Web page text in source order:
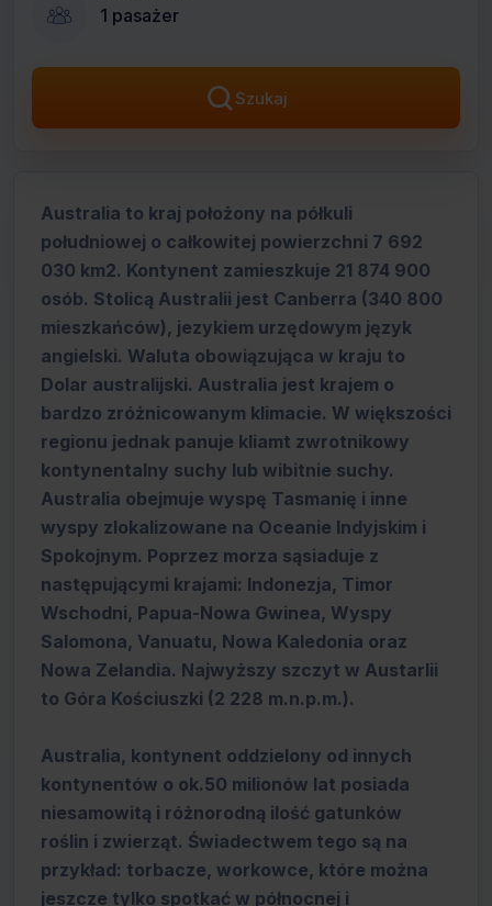
1 pasażer
Szukaj
Australia to kraj położony na półkuli
południowej o całkowitej powierzchni 7 692
030 km2. Kontynent zamieszkuje 21 874 900
osób. Stolicą Australii jest Canberra (340 800
mieszkańców), jezykiem urzędowym język
angielski. Waluta obowiązująca w kraju to
Dolar australijski. Australia jest krajem o
bardzo zróżnicowanym klimacie. W większości
regionu jednak panuje kliamt zwrotnikowy
kontynentalny suchy lub wibitnie suchy.
Australia obejmuje wyspę Tasmanię i inne
wyspy zlokalizowane na Oceanie Indyjskim i
Spokojnym. Poprzez morza sąsiaduje z
następującymi krajami: Indonezja, Timor
Wschodni, Papua-Nowa Gwinea, Wyspy
Salomona, Vanuatu, Nowa Kaledonia oraz
Nowa Zelandia. Najwyższy szczyt w Austarlii
to Góra Kościuszki (2 228 m.n.p.m.).
Australia, kontynent oddzielony od innych
kontynentów o ok.50 milionów lat posiada
niesamowitą i różnorodną ilość gatunków
roślin i zwierząt. Świadectwem tego są na
przykład: torbacze, workowce, które można
jeszcze tylko spotkać w północnej i